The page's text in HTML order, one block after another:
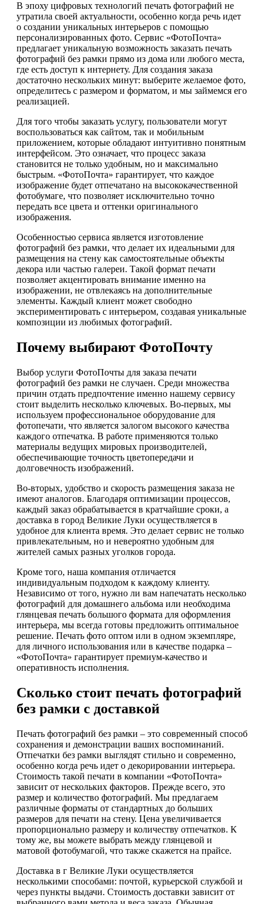
В эпоху цифровых технологий печать фотографий не
утратила своей актуальности, особенно когда речь идет
о создании уникальных интерьеров с помощью
персонализированных фото. Сервис «ФотоПочта»
предлагает уникальную возможность заказать печать
фотографий без рамки прямо из дома или любого места,
где есть доступ к интернету. Для создания заказа
достаточно нескольких минут: выберите желаемое фото,
определитесь с размером и форматом, и мы займемся его
реализацией.
Для того чтобы заказать услугу, пользователи могут
воспользоваться как сайтом, так и мобильным
приложением, которые обладают интуитивно понятным
интерфейсом. Это означает, что процесс заказа
становится не только удобным, но и максимально
быстрым. «ФотоПочта» гарантирует, что каждое
изображение будет отпечатано на высококачественной
фотобумаге, что позволяет исключительно точно
передать все цвета и оттенки оригинального
изображения.
Особенностью сервиса является изготовление
фотографий без рамки, что делает их идеальными для
размещения на стену как самостоятельные объекты
декора или частью галереи. Такой формат печати
позволяет акцентировать внимание именно на
изображении, не отвлекаясь на дополнительные
элементы. Каждый клиент может свободно
экспериментировать с интерьером, создавая уникальные
композиции из любимых фотографий.
Почему выбирают ФотоПочту
Выбор услуги ФотоПочты для заказа печати
фотографий без рамки не случаен. Среди множества
причин отдать предпочтение именно нашему сервису
стоит выделить несколько ключевых. Во-первых, мы
используем профессиональное оборудование для
фотопечати, что является залогом высокого качества
каждого отпечатка. В работе применяются только
материалы ведущих мировых производителей,
обеспечивающие точность цветопередачи и
долговечность изображений.
Во-вторых, удобство и скорость размещения заказа не
имеют аналогов. Благодаря оптимизации процессов,
каждый заказ обрабатывается в кратчайшие сроки, а
доставка в город Великие Луки осуществляется в
удобное для клиента время. Это делает сервис не только
привлекательным, но и невероятно удобным для
жителей самых разных уголков города.
Кроме того, наша компания отличается
индивидуальным подходом к каждому клиенту.
Независимо от того, нужно ли вам напечатать несколько
фотографий для домашнего альбома или необходима
глянцевая печать большого формата для оформления
интерьера, мы всегда готовы предложить оптимальное
решение. Печать фото оптом или в одном экземпляре,
для личного использования или в качестве подарка –
«ФотоПочта» гарантирует премиум-качество и
оперативность исполнения.
Сколько стоит печать фотографий
без рамки с доставкой
Печать фотографий без рамки – это современный способ
сохранения и демонстрации ваших воспоминаний.
Отпечатки без рамки выглядят стильно и современно,
особенно когда речь идет о декорировании интерьера.
Стоимость такой печати в компании «ФотоПочта»
зависит от нескольких факторов. Прежде всего, это
размер и количество фотографий. Мы предлагаем
различные форматы от стандартных до больших
размеров для печати на стену. Цена увеличивается
пропорционально размеру и количеству отпечатков. К
тому же, вы можете выбрать между глянцевой и
матовой фотобумагой, что также скажется на прайсе.
Доставка в г Великие Луки осуществляется
несколькими способами: почтой, курьерской службой и
через пункты выдачи. Стоимость доставки зависит от